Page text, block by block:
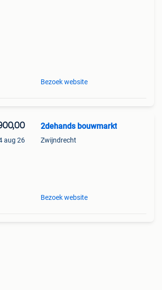
Bezoek website
aug 26
2dehands bouwmarkt
Zwijndrecht
Bezoek website